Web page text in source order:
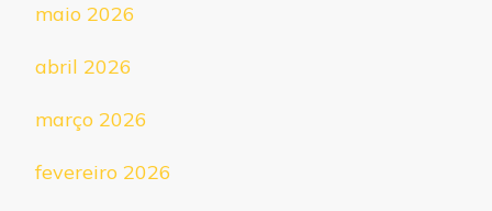
maio 2026
abril 2026
março 2026
fevereiro 2026